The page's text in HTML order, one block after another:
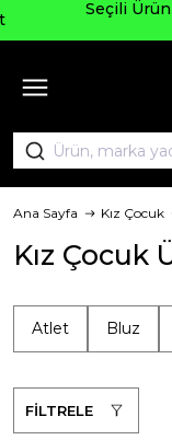
Seçili
Ana Sayfa Kız Çocuk
Kız Çocuk
Atlet Bluz
FİLTRELE